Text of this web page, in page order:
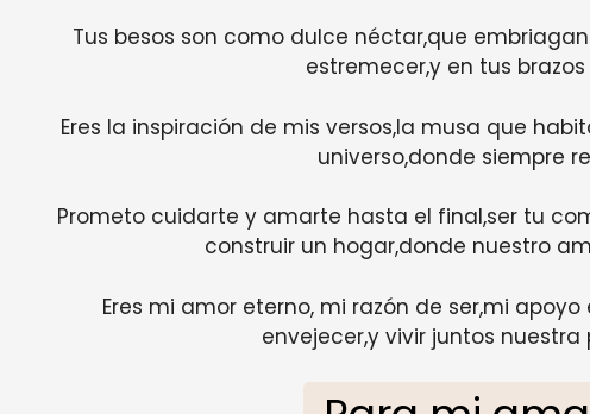
Tus besos son como dulce néctar,que
estremecer,y en tus
Eres la inspiración de mis versos,la musa que
universo,donde siempre
Prometo cuidarte y amarte hasta el final,ser tu
construir un hogar,donde nuestro
Eres mi amor eterno, mi razón de ser,mi
envejecer,y vivir juntos